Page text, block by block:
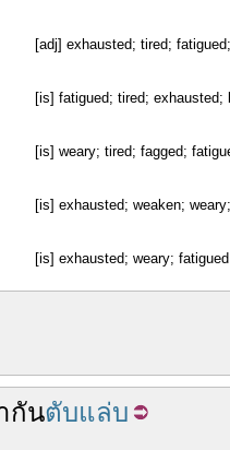
[adj] exhausted; tired;
[is] fatigued; tired;
[is] weary; tired; fagged;
[is] exhausted; weaken;
[is] exhausted; weary; fatigued
กันตับแล่บ